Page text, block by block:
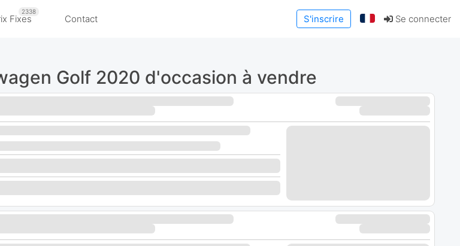
Fixes
2338
Contact S'inscrire Se connecter
Golf 2020 d'occasion à vendre